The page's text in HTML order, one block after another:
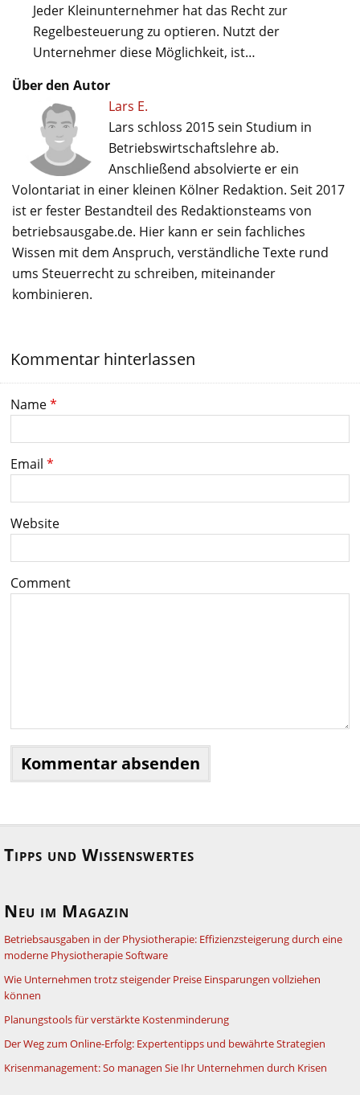
Jeder Kleinunternehmer hat das Recht zur
Regelbesteuerung zu optieren. Nutzt der
Unternehmer diese Möglichkeit, ist…
Über den Autor
Lars E.
Lars schloss 2015 sein Studium in
Betriebswirtschaftslehre ab.
Anschließend absolvierte er ein
Volontariat in einer kleinen Kölner Redaktion. Seit 2017
ist er fester Bestandteil des Redaktionsteams von
betriebsausgabe.de. Hier kann er sein fachliches
Wissen mit dem Anspruch, verständliche Texte rund
ums Steuerrecht zu schreiben, miteinander
kombinieren.
Kommentar hinterlassen
Name*
Email *
Website
Comment
Tipps und Wissenswertes
Neu im Magazin
Betriebsausgaben in der Physiotherapie: Effizienzsteigerung durch eine
moderne Physiotherapie Software
Wie Unternehmen trotz steigender Preise Einsparungen vollziehen
können
Planungstools für verstärkte Kostenminderung
Der Weg zum Online-Erfolg: Expertentipps und bewährte Strategien
Krisenmanagement: So managen Sie Ihr Unternehmen durch Krisen